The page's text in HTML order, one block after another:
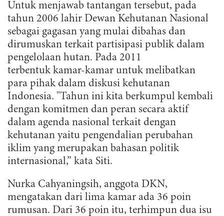
Untuk menjawab tantangan tersebut, pada
tahun 2006 lahir Dewan Kehutanan Nasional
sebagai gagasan yang mulai dibahas dan
dirumuskan terkait partisipasi publik dalam
pengelolaan hutan. Pada 2011
terbentuk kamar-kamar untuk melibatkan
para pihak dalam diskusi kehutanan
Indonesia. "Tahun ini kita berkumpul kembali
dengan komitmen dan peran secara aktif
dalam agenda nasional terkait dengan
kehutanan yaitu pengendalian perubahan
iklim yang merupakan bahasan politik
internasional,” kata Siti.
Nurka Cahyaningsih, anggota DKN,
mengatakan dari lima kamar ada 36 poin
rumusan. Dari 36 poin itu, terhimpun dua isu